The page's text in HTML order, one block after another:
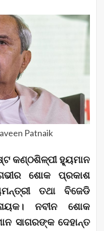
Patnaik
କଣ୍ଠଶିଳ୍ପୀ ହ୍ୟୁମାନ
ଶୋକ ପ୍ରକାଶ
ତଥା ବିଜେଡି
ନବୀନ ଶୋକ
ସାଗରଙ୍କ ଦେହାନ୍ତ